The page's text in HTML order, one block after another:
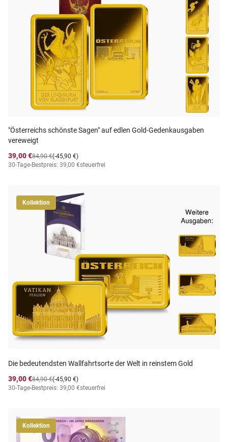
"Österreichs schönste Sagen" auf edlen Gold-Gedenkausgaben
vereweigt
39,00 €
(-45,90 €)
84,90 €
30-Tage-Bestpreis: 39,00 €steuerfrei
Kollektion
Die bedeutendsten Wallfahrtsorte der Welt in reinstem Gold
39,00 €
(-45,90 €)
84,90 €
30-Tage-Bestpreis: 39,00 €steuerfrei
Kollektion